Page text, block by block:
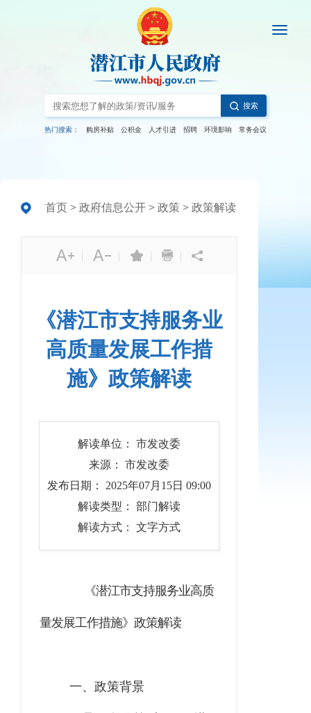
搜索
热门搜索： 购房补贴 公积金 人才引进 招聘 环境影响 常务会议
首页 > 政府信息公开 > 政策 > 政策解读
| | | |
《潜江市支持服务业
高质量发展工作措
施》政策解读
解读单位： 市发改委
来源： 市发改委
发布日期： 2025年07月15日 09:00
解读类型： 部门解读
解读方式： 文字方式
《潜江市支持服务业高质
量发展工作措施》政策解读
一、政策背景